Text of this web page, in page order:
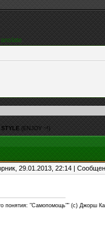
STYLE (ENJOY ~!)
29.01.2013, 22:14 |
понятия: "Самопомощь"" (c) Джорш